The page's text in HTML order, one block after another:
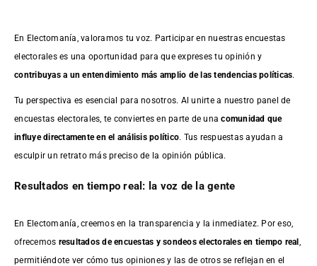
En Electomanía, valoramos tu voz. Participar en nuestras encuestas
electorales es una oportunidad para que expreses tu opinión y
contribuyas a un entendimiento más amplio de las tendencias políticas.
Tu perspectiva es esencial para nosotros. Al unirte a nuestro panel de
encuestas electorales, te conviertes en parte de unacomunidad que
influye directamente en el análisis político. Tus respuestas ayudan a
esculpir un retrato más preciso de la opinión pública.
Resultados en tiempo real: la voz de la gente
En Electomanía, creemos en la transparencia y la inmediatez. Por eso,
ofrecemos resultados deencuestas y sondeos electorales en tiempo real
permitiéndote ver cómo tus opiniones y las de otros se reflejan en el